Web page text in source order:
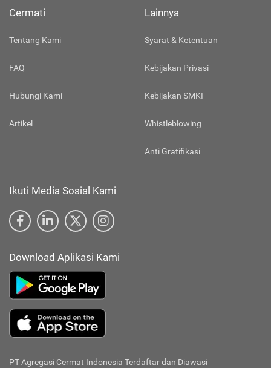
Cermati
Tentang Kami
FAQ
Hubungi Kami
Artikel
Lainnya
Syarat & Ketentuan
Kebijakan Privasi
Kebijakan SMKI
Whistleblowing
Anti Gratifikasi
Ikuti Media Sosial Kami
Download Aplikasi Kami
PT Agregasi Cermat Indonesia Terdaftar dan Diawasi